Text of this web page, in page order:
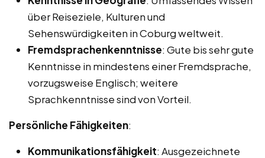
über Reiseziele, Kulturen und
Sehenswürdigkeiten in Coburg weltweit.
Fremdsprachenkenntnisse: Gute bis sehr gute
Kenntnisse in mindestens einer Fremdsprache,
vorzugsweise Englisch; weitere
Sprachkenntnisse sind von Vorteil.
Persönliche Fähigkeiten:
Kommunikationsfähigkeit: Ausgezeichnete